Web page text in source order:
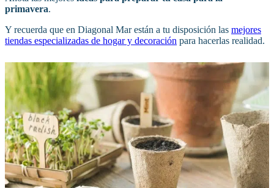
primavera.
Y recuerda que en Diagonal Mar están a tu disposición las mejores
tiendas especializadas de hogar y decoración para hacerlas realidad.